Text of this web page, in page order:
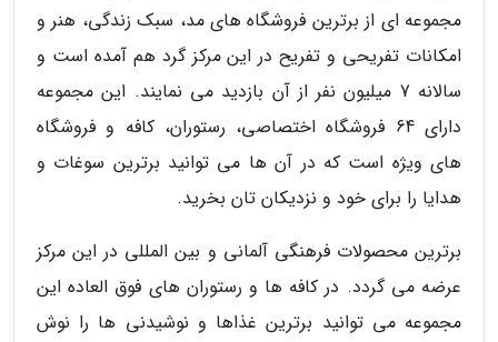
مجموعه ای از برترین فروشگاه های مد، سبک زندگی، هنر و
امکانات تفریحی و تفریح در این مرکز گرد هم آمده است و
سالانه 7 میلیون نفر از آن بازدید می نمایند. این مجموعه
دارای 64 فروشگاه اختصاصی، رستوران، کافه و فروشگاه
های ویژه است که در آن ها می توانید برترین سوغات و
هدایا را برای خود و نزدیکان تان بخرید.
برترین محصولات فرهنگی آلمانی و بین المللی در این مرکز
عرضه می گردد. در کافه ها و رستوران های فوق العاده این
مجموعه می توانید برترین غذاها و نوشیدنی ها را نوش